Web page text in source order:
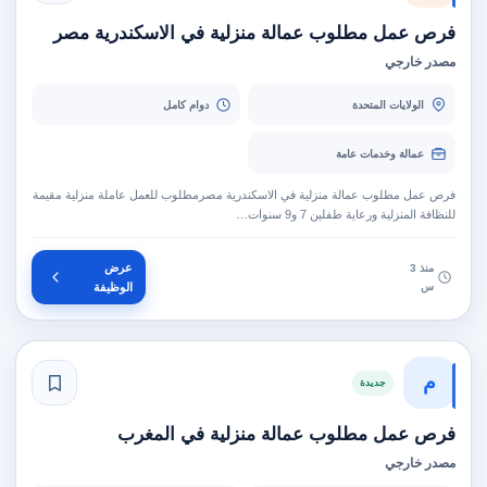
فرص عمل مطلوب عمالة منزلية في الاسكندرية مصر
مصدر خارجي
الولايات المتحدة دوام كامل
عمالة وخدمات عامة
فرص عمل مطلوب عمالة منزلية في الاسكندرية مصرمطلوب للعمل عاملة منزلية مقيمة
للنظافة المنزلية ورعاية طفلين 7 و9 سنوات…
منذ 3
س
عرض
الوظيفة
م جديدة
فرص عمل مطلوب عمالة منزلية في المغرب
مصدر خارجي